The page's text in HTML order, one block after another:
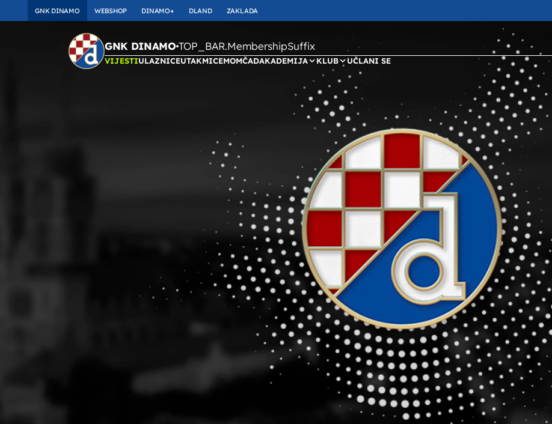
GNK DINAMO WEBSHOP DINAMO+ DLAND ZAKLADA
GNK DINAMO TOP_BAR.MembershipSuffix
VIJESTIULAZNICEUTAKMICEMOMČADAKADEMIJA KLUB UČLANI SE